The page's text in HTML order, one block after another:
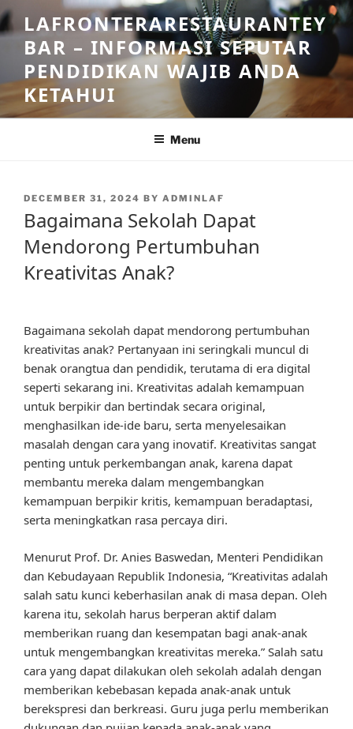
Skip
to
content
LAFRONTERARESTAURANTEY
BAR – INFORMASI SEPUTAR
PENDIDIKAN WAJIB ANDA
KETAHUI
Menu
POSTED
DECEMBER 31, 2024 BY ADMINLAF
Bagaimana Sekolah Dapat
Mendorong Pertumbuhan
Kreativitas Anak?
Bagaimana sekolah dapat mendorong pertumbuhan
kreativitas anak? Pertanyaan ini seringkali muncul di
benak orangtua dan pendidik, terutama di era digital
seperti sekarang ini. Kreativitas adalah kemampuan
untuk berpikir dan bertindak secara original,
menghasilkan ide-ide baru, serta menyelesaikan
masalah dengan cara yang inovatif. Kreativitas sangat
penting untuk perkembangan anak, karena dapat
membantu mereka dalam mengembangkan
kemampuan berpikir kritis, kemampuan beradaptasi,
serta meningkatkan rasa percaya diri.
Menurut Prof. Dr. Anies Baswedan, Menteri Pendidikan
dan Kebudayaan Republik Indonesia, “Kreativitas adalah
salah satu kunci keberhasilan anak di masa depan. Oleh
karena itu, sekolah harus berperan aktif dalam
memberikan ruang dan kesempatan bagi anak-anak
untuk mengembangkan kreativitas mereka.” Salah satu
cara yang dapat dilakukan oleh sekolah adalah dengan
memberikan kebebasan kepada anak-anak untuk
berekspresi dan berkreasi. Guru juga perlu memberikan